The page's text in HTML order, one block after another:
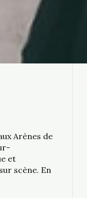
Arènes de
et
scène. En